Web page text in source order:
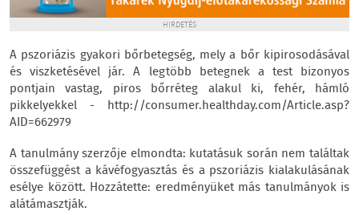
HIRDETÉS
A pszoriázis gyakori bőrbetegség, mely a bőr kipirosodásával
és viszketésével jár. A legtöbb betegnek a test bizonyos
pontjain vastag, piros bőrréteg alakul ki, fehér, hámló
pikkelyekkel - http://consumer.healthday.com/Article.asp?
AID=662979
A tanulmány szerzője elmondta: kutatásuk során nem találtak
összefüggést a kávéfogyasztás és a pszoriázis kialakulásának
esélye között. Hozzátette: eredményüket más tanulmányok is
alátámasztják.